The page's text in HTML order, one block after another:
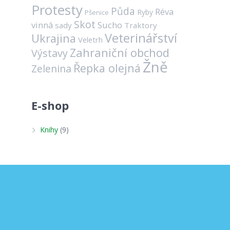
Protesty Pšenice Půda Ryby Réva
vinná sady Skot Sucho Traktory
Ukrajina Veletrh Veterinářství
VýstavyZahraniční obchod
Zelenina Řepka olejná Žně
E-shop
Knihy (9)